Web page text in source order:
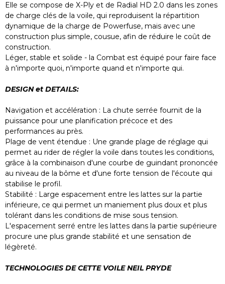
Elle se compose de X-Ply et de Radial HD 2.0 dans les zones
de charge clés de la voile, qui reproduisent la répartition
dynamique de la charge de Powerfuse, mais avec une
construction plus simple, cousue, afin de réduire le coût de
construction.
Léger, stable et solide - la Combat est équipé pour faire face
à n'importe quoi, n'importe quand et n'importe qui.
DESIGN et DETAILS:
Navigation et accélération : La chute serrée fournit de la
puissance pour une planification précoce et des
performances au près.
Plage de vent étendue : Une grande plage de réglage qui
permet au rider de régler la voile dans toutes les conditions,
grâce à la combinaison d'une courbe de guindant prononcée
au niveau de la bôme et d'une forte tension de l'écoute qui
stabilise le profil.
Stabilité : Large espacement entre les lattes sur la partie
inférieure, ce qui permet un maniement plus doux et plus
tolérant dans les conditions de mise sous tension.
L'espacement serré entre les lattes dans la partie supérieure
procure une plus grande stabilité et une sensation de
légèreté.
TECHNOLOGIES DE CETTE VOILE NEIL PRYDE